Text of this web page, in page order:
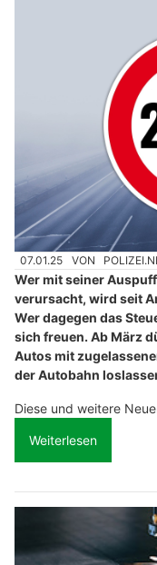
07.01.25 VON
Wer mit seiner
verursacht, wird seit
Wer dagegen das
sich freuen. Ab März
Autos mit
der Autobahn
Diese und weitere
Weiterlesen